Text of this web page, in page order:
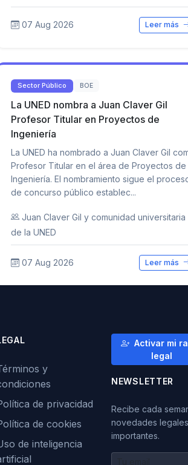
07 Aug 2026 Leer más
Sector Público BOE
La UNED nombra a Juan Claver Gil
Profesor Titular en Proyectos de
Ingeniería
La UNED ha nombrado a Juan Claver Gil
Profesor Titular en el área de Proyectos de
Ingeniería. El nombramiento sigue el
de concurso público establec...
Juan Claver Gil y comunidad universitaria
de la UNED
07 Aug 2026 Leer más
y
de privacidad
de cookies
de inteligencia
Activar mi
legal
NEWSLETTER
Recibe cada
novedades
importantes.